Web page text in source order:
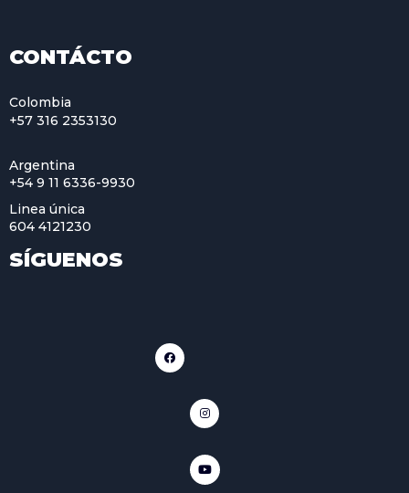
CONTÁCTO
Colombia
+57 316 2353130
Argentina
+54 9 11 6336-9930
Linea única
604 4121230
SÍGUENOS